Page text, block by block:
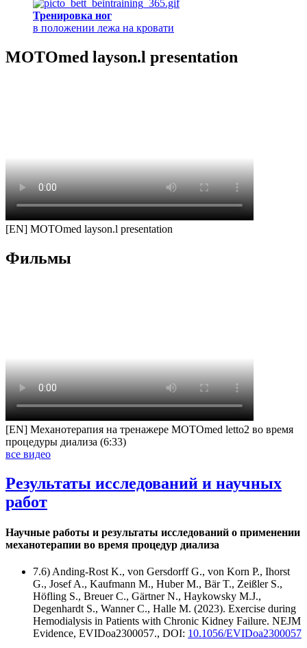
Тренировка ног
в положении лежа на кровати
MOTOmed layson.l presentation
[EN] MOTOmed layson.l presentation
Фильмы
[EN] Механотерапия на тренажере MOTOmed letto2 во время
процедуры диализа (6:33)
все видео
Результаты исследований и научных
работ
Научные работы и результаты исследований о применении
механотерапии во время процедур диализа
7.6) Anding-Rost K., von Gersdorff G., von Korn P., Ihorst
G., Josef A., Kaufmann M., Huber M., Bär T., Zeißler S.,
Höfling S., Breuer C., Gärtner N., Haykowsky M.J.,
Degenhardt S., Wanner C., Halle M. (2023). Exercise during
Hemodialysis in Patients with Chronic Kidney Failure. NEJM
Evidence, EVIDoa2300057., DOI: 10.1056/EVIDoa2300057